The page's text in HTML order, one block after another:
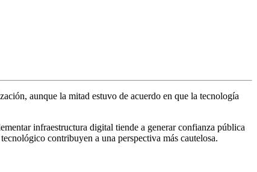
aunque la mitad estuvo de acuerdo en que la tecnología
infraestructura digital tiende a generar confianza pública
contribuyen a una perspectiva más cautelosa.